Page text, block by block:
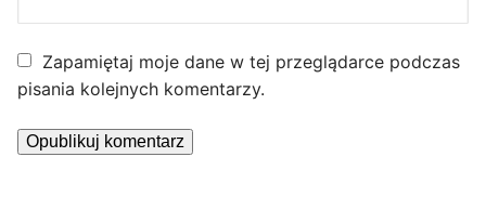
Zapamiętaj moje dane w tej przeglądarce podczas
pisania kolejnych komentarzy.